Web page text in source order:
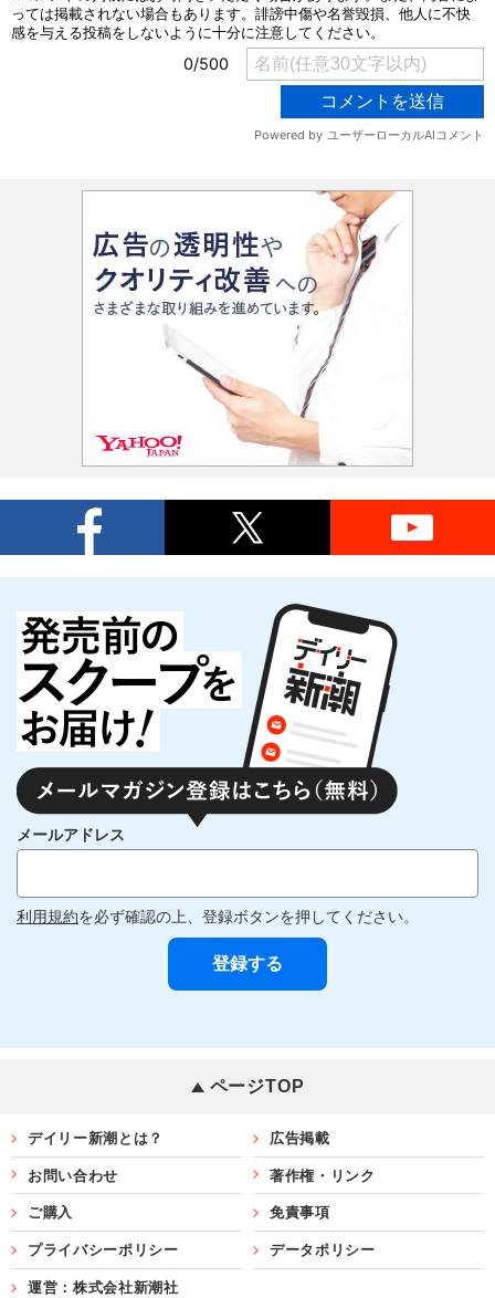
メールアドレス
利用規約を必ず確認の上、登録ボタンを押してください。
ページTOP
デイリー新潮とは？ 広告掲載
お問い合わせ 著作権・リンク
ご購入 免責事項
プライバシーポリシー データポリシー
運営：株式会社新潮社